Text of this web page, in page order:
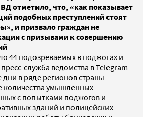
отметило, что, «как показывает
подобных преступлений стоят
и призвало граждан не
с призывами к совершению
44 подозреваемых в поджогах и
пресс-служба ведомства в Telegram-
дни в ряде регионов страны
количества умышленных
с попытками поджогов и
зданий и полицейских